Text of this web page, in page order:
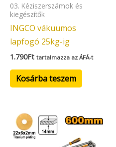
03. Kéziszerszámok és
kiegészítők
INGCO vákuumos
lapfogó 25kg-ig
1.790Ft tartalmazza az ÁFÁ-t
Kosárba teszem